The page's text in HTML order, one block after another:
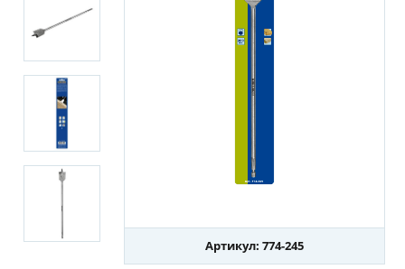
Артикул: 774-245